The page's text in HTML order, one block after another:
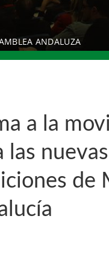
ANDALUZA
a la
las nuevas
de